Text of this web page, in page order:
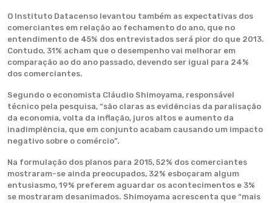
O Instituto Datacenso levantou também as expectativas dos
comerciantes em relação ao fechamento do ano, que no
entendimento de 45% dos entrevistados será pior do que 2013.
Contudo, 31% acham que o desempenho vai melhorar em
comparação ao do ano passado, devendo ser igual para 24%
dos comerciantes.
Segundo o economista Cláudio Shimoyama, responsável
técnico pela pesquisa, “são claras as evidências da paralisação
da economia, volta da inflação, juros altos e aumento da
inadimplência, que em conjunto acabam causando um impacto
negativo sobre o comércio”.
Na formulação dos planos para 2015, 52% dos comerciantes
mostraram-se ainda preocupados, 32% esboçaram algum
entusiasmo, 19% preferem aguardar os acontecimentos e 3%
se mostraram desanimados. Shimoyama acrescenta que “mais